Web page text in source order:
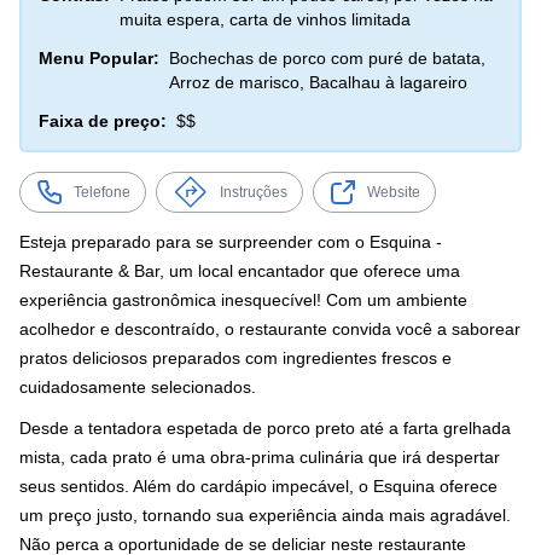
muita espera, carta de vinhos limitada
Menu Popular:
Bochechas de porco com puré de batata,
Arroz de marisco, Bacalhau à lagareiro
Faixa de preço: $$
Telefone Instruções Website
Esteja preparado para se surpreender com o Esquina -
Restaurante & Bar, um local encantador que oferece uma
experiência gastronômica inesquecível! Com um ambiente
acolhedor e descontraído, o restaurante convida você a saborear
pratos deliciosos preparados com ingredientes frescos e
cuidadosamente selecionados.
Desde a tentadora espetada de porco preto até a farta grelhada
mista, cada prato é uma obra-prima culinária que irá despertar
seus sentidos. Além do cardápio impecável, o Esquina oferece
um preço justo, tornando sua experiência ainda mais agradável.
Não perca a oportunidade de se deliciar neste restaurante